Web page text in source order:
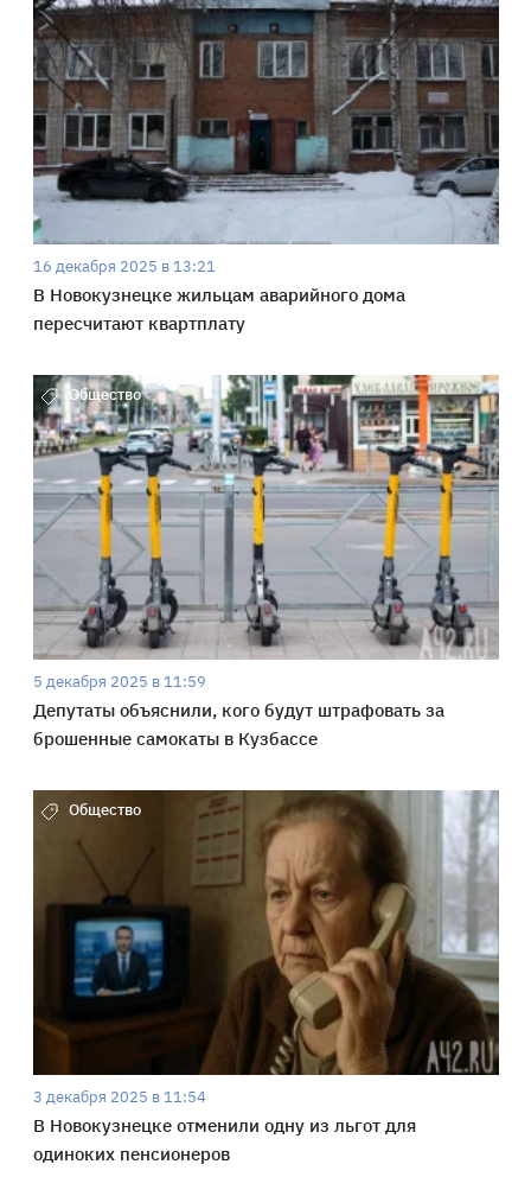
16 декабря 2025 в 13:21
В Новокузнецке жильцам аварийного дома
пересчитают квартплату
Общество
5 декабря 2025 в 11:59
Депутаты объяснили, кого будут штрафовать за
брошенные самокаты в Кузбассе
Общество
3 декабря 2025 в 11:54
В Новокузнецке отменили одну из льгот для
одиноких пенсионеров